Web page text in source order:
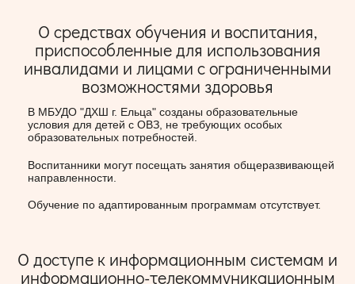
О средствах обучения и воспитания,
приспособленные для использования
инвалидами и лицами с ограниченными
возможностями здоровья
В МБУДО "ДХШ г. Ельца" созданы образовательные
условия для детей с ОВЗ, не требующих особых
образовательных потребностей.
Воспитанники могут посещать занятия общеразвивающей
направленности.
Обучение по адаптированным программам отсутствует.
О доступе к информационным системам и
информационно-телекоммуникационным